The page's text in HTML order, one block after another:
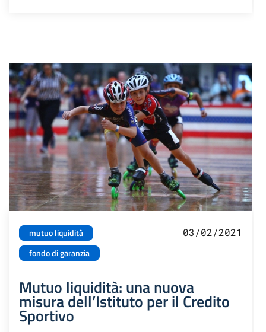
mutuo liquidità
fondo di garanzia
03/02/2021
Mutuo liquidità: una nuova
misura dell’Istituto per il Credito
Sportivo